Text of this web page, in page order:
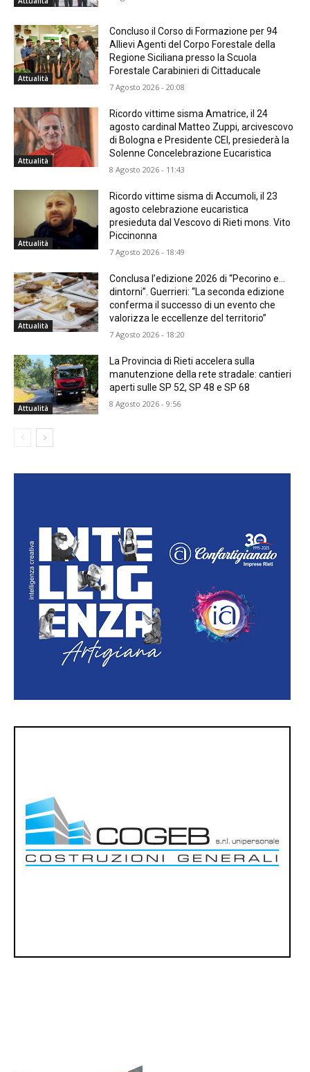
Attualità
Concluso il Corso di Formazione per 94
Allievi Agenti del Corpo Forestale della
Regione Siciliana presso la Scuola
Forestale Carabinieri di Cittaducale
7 Agosto 2026 - 20:08
Attualità
Ricordo vittime sisma Amatrice, il 24
agosto cardinal Matteo Zuppi, arcivescovo
di Bologna e Presidente CEI, presiederà la
Solenne Concelebrazione Eucaristica
8 Agosto 2026 - 11:43
Attualità
Ricordo vittime sisma di Accumoli, il 23
agosto celebrazione eucaristica
presieduta dal Vescovo di Rieti mons. Vito
Piccinonna
7 Agosto 2026 - 18:49
Attualità
Conclusa l’edizione 2026 di “Pecorino e…
dintorni”. Guerrieri: “La seconda edizione
conferma il successo di un evento che
valorizza le eccellenze del territorio”
7 Agosto 2026 - 18:20
Attualità
La Provincia di Rieti accelera sulla
manutenzione della rete stradale: cantieri
aperti sulle SP 52, SP 48 e SP 68
8 Agosto 2026 - 9:56